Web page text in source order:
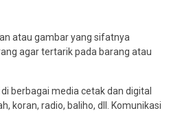
atau gambar yang sifatnya
agar tertarik pada barang atau
berbagai media cetak dan digital
koran, radio, baliho, dll. Komunikasi